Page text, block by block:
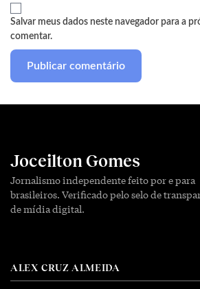
Salvar meus dados neste navegador para a
comentar.
Joceilton Gomes
Jornalismo independente feito por e para
brasileiros. Verificado pelo selo de
de mídia digital.
ALEX CRUZ ALMEIDA